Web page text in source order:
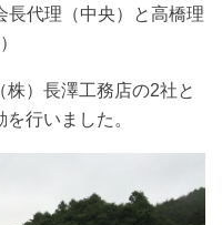
長代理（中央）と高橋理
）長澤工務店の2社と
行いました。